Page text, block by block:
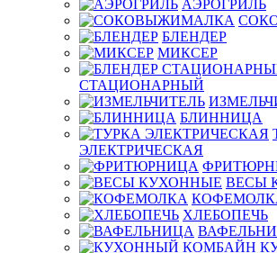
АЭРОГРИЛЬ
БЛЕНДЕР
МИКСЕР
СТАЦИОНАРНЫЙ
БЛИННИЦА
ЭЛЕКТРИЧЕСКАЯ
ВЕСЫ
ХЛЕБОПЕЧЬ